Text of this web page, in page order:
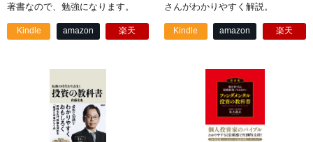
著書なので、勉強になります。
Kindle amazon 楽天
さんがわかりやすく解説。
Kindle amazon 楽天